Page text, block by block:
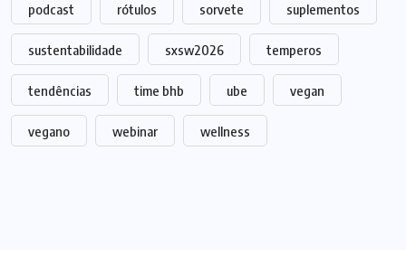
podcast rótulos sorvete suplementos
sustentabilidade sxsw2026 temperos
tendências time bhb ube vegan
vegano webinar wellness